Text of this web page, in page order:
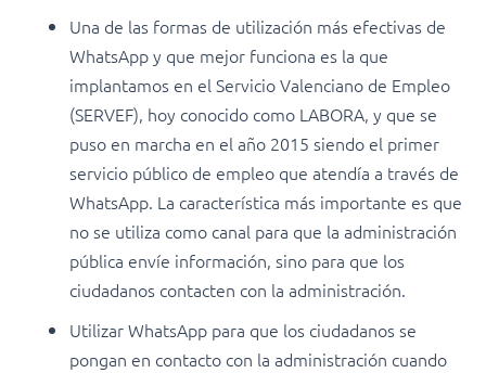
Una de las formas de utilización más efectivas de
WhatsApp y que mejor funciona es la que
implantamos en el Servicio Valenciano de Empleo
(SERVEF), hoy conocido como LABORA, y que se
puso en marcha en el año 2015 siendo el primer
servicio público de empleo que atendía a través de
WhatsApp. La característica más importante es que
no se utiliza como canal para que la administración
pública envíe información, sino para que los
ciudadanos contacten con la administración.
Utilizar WhatsApp para que los ciudadanos se
pongan en contacto con la administración cuando